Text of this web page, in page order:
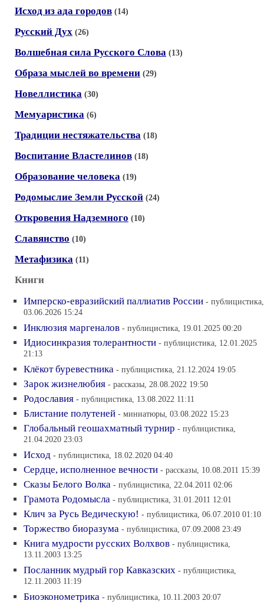
Исход из ада городов (14)
Русский Дух (26)
Волшебная сила Русского Слова (13)
Образа мыслей во времени (29)
Новеллистика (30)
Мемуаристика (6)
Традиции нестяжательства (18)
Воспитание Властелинов (18)
Образование человека (19)
Родомыслие Земли Русской (24)
Откровения Надземного (10)
Славянство (10)
Метафизика (11)
Книги
Имперско-евразийский паллиатив России - публицистика,
03.06.2026 15:24
Инклюзия маргеналов - публицистика, 19.01.2025 00:20
Идиосинкразия толерантности - публицистика, 12.01.2025
21:13
Клёкот буревестника - публицистика, 21.12.2024 19:05
Зарок жизнелюбия - рассказы, 28.08.2022 19:50
Родославия - публицистика, 13.08.2022 11:11
Блистание полутеней - миниатюры, 03.08.2022 15:23
Глобальный геошахматный турнир - публицистика,
21.04.2020 23:03
Исход - публицистика, 18.02.2020 04:40
Сердце, исполненное вечности - рассказы, 10.08.2011 15:39
Сказы Белого Волка - публицистика, 22.04.2011 02:06
Грамота Родомысла - публицистика, 31.01.2011 12:01
Клич за Русь Ведическую! - публицистика, 06.07.2010 01:10
Торжество биоразума - публицистика, 07.09.2008 23:49
Книга мудрости русских Волхвов - публицистика,
13.11.2003 13:25
Посланник мудрый гор Кавказских - публицистика,
12.11.2003 11:19
Биоэконометрика - публицистика, 10.11.2003 20:07